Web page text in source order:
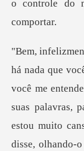
suas palavras,
estou muito